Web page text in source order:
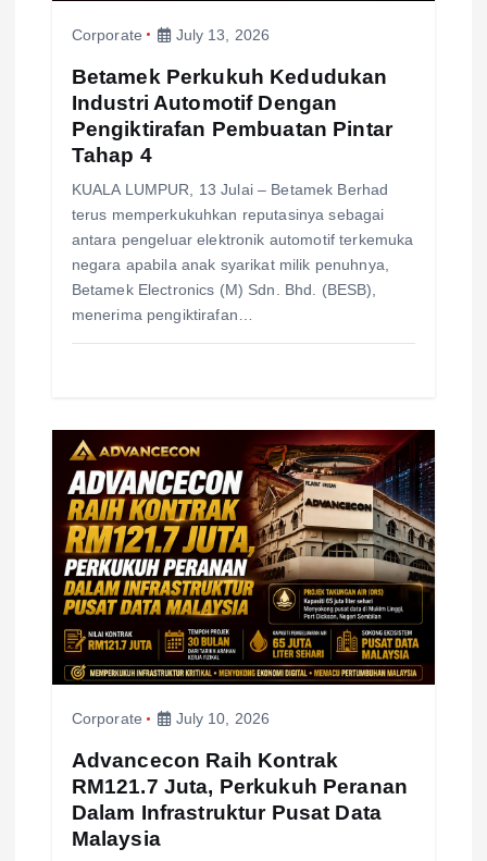
Corporate July 13, 2026
Betamek Perkukuh Kedudukan
Industri Automotif Dengan
Pengiktirafan Pembuatan Pintar
Tahap 4
KUALA LUMPUR, 13 Julai – Betamek Berhad
terus memperkukuhkan reputasinya sebagai
antara pengeluar elektronik automotif terkemuka
negara apabila anak syarikat milik penuhnya,
Betamek Electronics (M) Sdn. Bhd. (BESB),
menerima pengiktirafan…
Corporate July 10, 2026
Advancecon Raih Kontrak
RM121.7 Juta, Perkukuh Peranan
Dalam Infrastruktur Pusat Data
Malaysia